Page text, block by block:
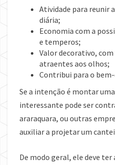
Atividade para reunir
diária;
Economia com a
e temperos;
Valor decorativo,
atraentes aos olhos;
Contribui para o
Se a intenção é montar
interessante pode ser
araraquara, ou outras
auxiliar a projetar um
De modo geral, ele deve